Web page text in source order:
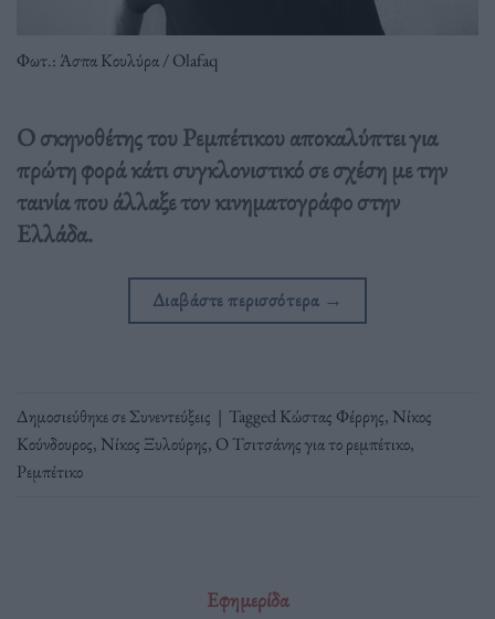
Φωτ.: Άσπα Κουλύρα / Olafaq
Ο σκηνοθέτης του Ρεμπέτικου αποκαλύπτει για
πρώτη φορά κάτι συγκλονιστικό σε σχέση με την
ταινία που άλλαξε τον κινηματογράφο στην
Ελλάδα.
Διαβάστε περισσότερα →
Δημοσιεύθηκε σεΣυνεντεύξεις | TaggedΚώστας Φέρρης, Νίκος
Κούνδουρος, Νίκος Ξυλούρης, Ο Τσιτσάνης για το ρεμπέτικο,
Ρεμπέτικο
Εφημερίδα